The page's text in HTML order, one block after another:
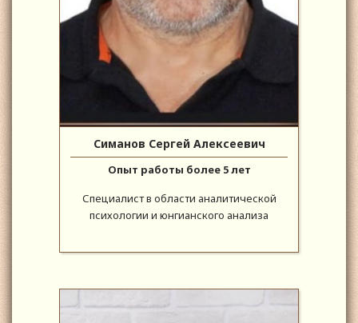
Симанов Сергей Алексеевич
Опыт работы более 5 лет
Специалист в области аналитической
психологии и юнгианского анализа